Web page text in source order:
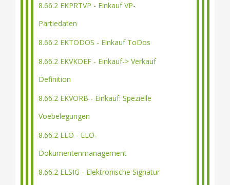
8.66.2 EKPRTVP - Einkauf VP-
Partiedaten
8.66.2 EKTODOS - Einkauf ToDos
8.66.2 EKVKDEF - Einkauf-> Verkauf
Definition
8.66.2 EKVORB - Einkauf: Spezielle
Voebelegungen
8.66.2 ELO - ELO-
Dokumentenmanagement
8.66.2 ELSIG - Elektronische Signatur